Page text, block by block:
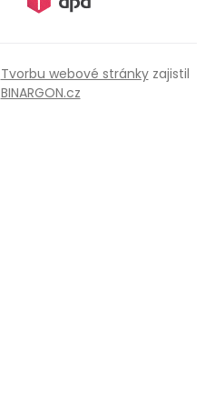
Tvorbu webové stránkyzajistil
BINARGON.cz